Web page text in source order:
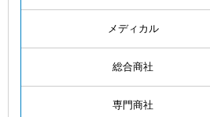
メディカル
総合商社
専門商社